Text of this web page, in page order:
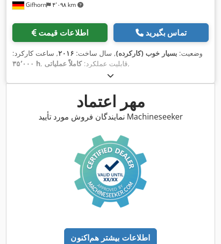
Gifhorn ۴٬۰۹۸ km
اطلاعات قیمت تماس بگیرید
وضعیت: بسیار خوب (کارکرده), سال ساخت: ۲۰۱۶, ساعت کارکرد:
۳۵٬۰۰۰ h
, قابلیت عملکرد:کاملاً عملیاتی ,
مهر اعتماد
نمایندگان فروش مورد تأیید Machineseeker
اطلاعات بیشتر هم‌اکنون